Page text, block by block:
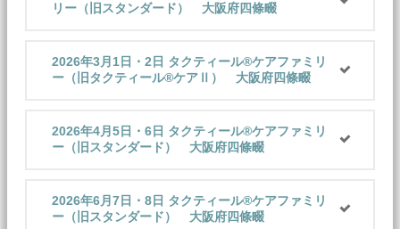
リー（旧スタンダード） 大阪府四條畷
2026年3月1日・2日 タクティール®️ケアファミリ
ー（旧タクティール®ケアⅡ） 大阪府四條畷
2026年4月5日・6日 タクティール®️ケアファミリ
ー（旧スタンダード） 大阪府四條畷
2026年6月7日・8日 タクティール®️ケアファミリ
ー（旧スタンダード） 大阪府四條畷